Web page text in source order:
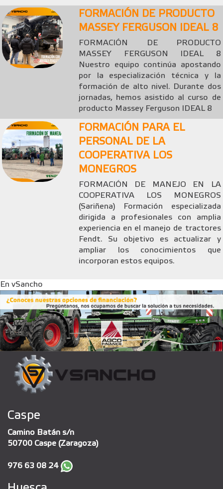
FORMACIÓN DE PRODUCTO
MASSEY FERGUSON IDEAL 8
FORMACIÓN DE PRODUCTO
MASSEY FERGUSON IDEAL 8
Nuestro equipo continúa apostando
por la especialización técnica y la
formación de alto nivel. Durante dos
jornadas, hemos asistido al curso de
producto Massey Ferguson IDEAL 8
FORMACIÓN PARA EL
PERSONAL DE LA
COOPERATIVA LOS
MONEGROS
FORMACIÓN DE MANEJO EN LA
COOPERATIVA LOS MONEGROS
(Sariñena) Formación especializada
dirigida a profesionales con amplia
experiencia en el manejo de tractores
Fendt. Su objetivo es actualizar y
ampliar los conocimientos que
incorporan estos equipos.
En vSancho
Caspe
Camino Batán s/n
50700 Caspe (Zaragoza)
976 63 08 24